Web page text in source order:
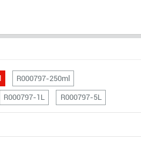
R000797-250ml
R000797-1L R000797-5L